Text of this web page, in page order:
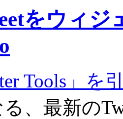
をウィジ
Tools」を
、最新の